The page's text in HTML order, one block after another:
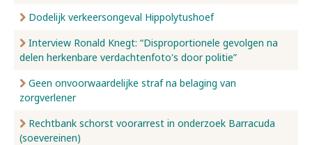
Dodelijk verkeersongeval Hippolytushoef
Interview Ronald Knegt: “Disproportionele gevolgen na
delen herkenbare verdachtenfoto's door politie”
Geen onvoorwaardelijke straf na belaging van
zorgverlener
Rechtbank schorst voorarrest in onderzoek Barracuda
(soevereinen)